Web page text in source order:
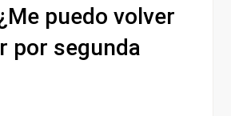
puedo volver
por segunda